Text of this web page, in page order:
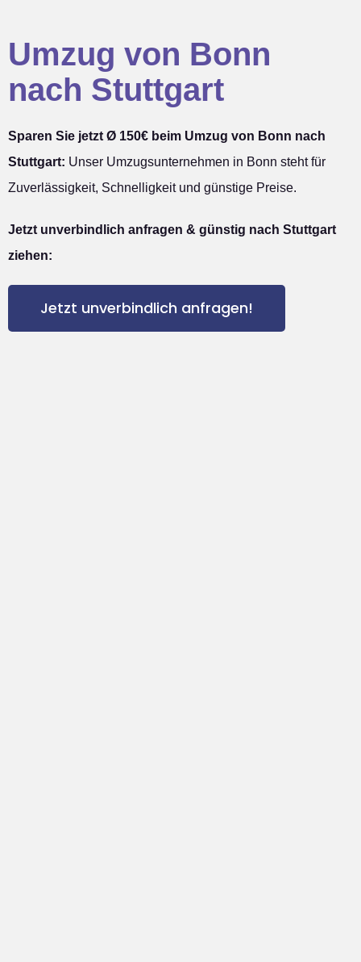
Umzug von Bonn
nach Stuttgart
Sparen Sie jetzt Ø 150€ beim Umzug von Bonn nach
Stuttgart: Unser Umzugsunternehmen in Bonn steht für
Zuverlässigkeit, Schnelligkeit und günstige Preise.
Jetzt unverbindlich anfragen & günstig nach Stuttgart
ziehen:
Jetzt unverbindlich anfragen!